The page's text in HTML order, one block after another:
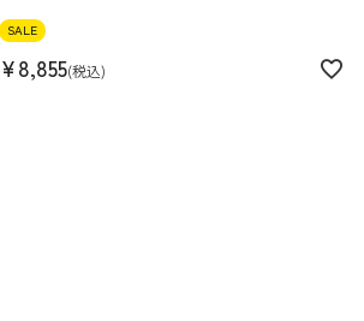
SALE
¥8,855 税込